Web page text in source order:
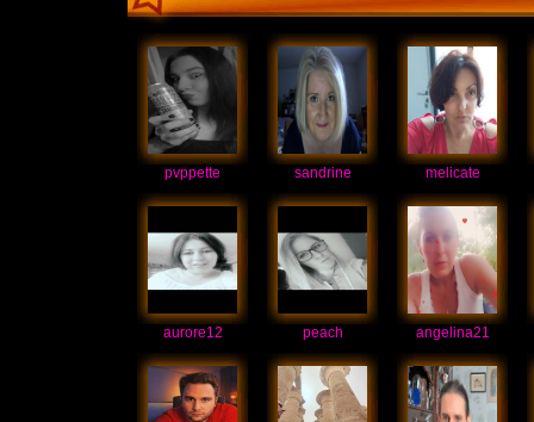
pvppette sandrine melicate
aurore12 peach angelina21